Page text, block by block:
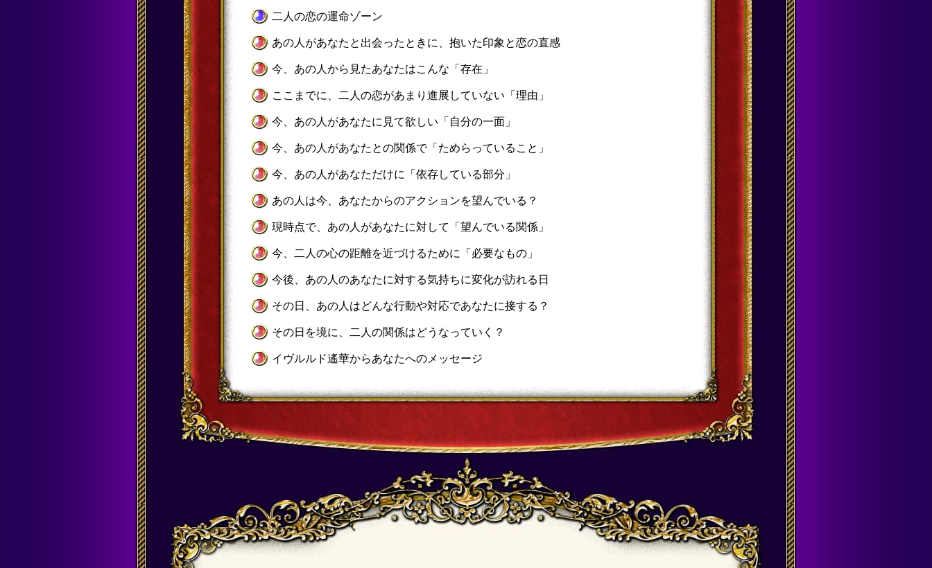
二人の恋の運命ゾーン
あの人があなたと出会ったときに、抱いた印象と恋の直感
今、あの人から見たあなたはこんな「存在」
ここまでに、二人の恋があまり進展していない「理由」
今、あの人があなたに見て欲しい「自分の一面」
今、あの人があなたとの関係で「ためらっていること」
今、あの人があなただけに「依存している部分」
あの人は今、あなたからのアクションを望んでいる？
現時点で、あの人があなたに対して「望んでいる関係」
今、二人の心の距離を近づけるために「必要なもの」
今後、あの人のあなたに対する気持ちに変化が訪れる日
その日、あの人はどんな行動や対応であなたに接する？
その日を境に、二人の関係はどうなっていく？
イヴルルド遙華からあなたへのメッセージ